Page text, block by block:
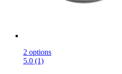
2 options
5.0 (1)